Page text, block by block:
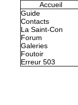
Accueil
Guide
Contacts
La Saint-Con
Forum
Galeries
Foutoir
Erreur 503